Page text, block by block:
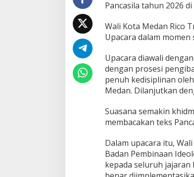
a
a
W
K
o
t
e
d
n
.
.
.
Pancasila tahun 2026
Wali Kota Medan Rico
Upacara dalam
Upacara diawali
dengan prosesi
penuh kedisiplinan
Medan. Dilanjutkan
Suasana semakin
membacakan teks
Dalam upacara itu,
Badan Pembinaan
kepada seluruh jajaran